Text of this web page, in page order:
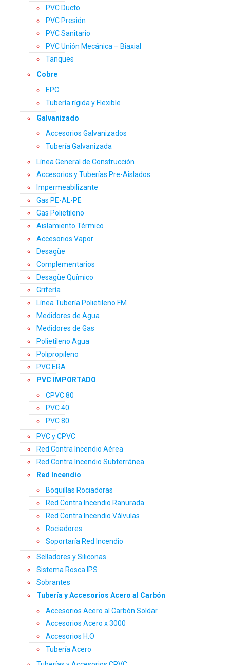
PVC Ducto
PVC Presión
PVC Sanitario
PVC Unión Mecánica – Biaxial
Tanques
Cobre
EPC
Tubería rígida y Flexible
Galvanizado
Accesorios Galvanizados
Tubería Galvanizada
Línea General de Construcción
Accesorios y Tuberías Pre-Aislados
Impermeabilizante
Gas PE-AL-PE
Gas Polietileno
Aislamiento Térmico
Accesorios Vapor
Desagüe
Complementarios
Desagüe Químico
Grifería
Línea Tubería Polietileno FM
Medidores de Agua
Medidores de Gas
Polietileno Agua
Polipropileno
PVC ERA
PVC IMPORTADO
CPVC 80
PVC 40
PVC 80
PVC y CPVC
Red Contra Incendio Aérea
Red Contra Incendio Subterránea
Red Incendio
Boquillas Rociadoras
Red Contra Incendio Ranurada
Red Contra Incendio Válvulas
Rociadores
Soportaría Red Incendio
Selladores y Siliconas
Sistema Rosca IPS
Sobrantes
Tubería y Accesorios Acero al Carbón
Accesorios Acero al Carbón Soldar
Accesorios Acero x 3000
Accesorios H.O
Tubería Acero